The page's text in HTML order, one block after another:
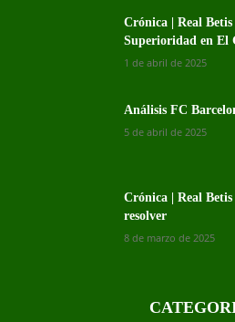
Crónica | Real Betis
Superioridad en El
1 de abril de 2025
Análisis FC
5 de abril de 2025
Crónica | Real
resolver
8 de marzo de 2025